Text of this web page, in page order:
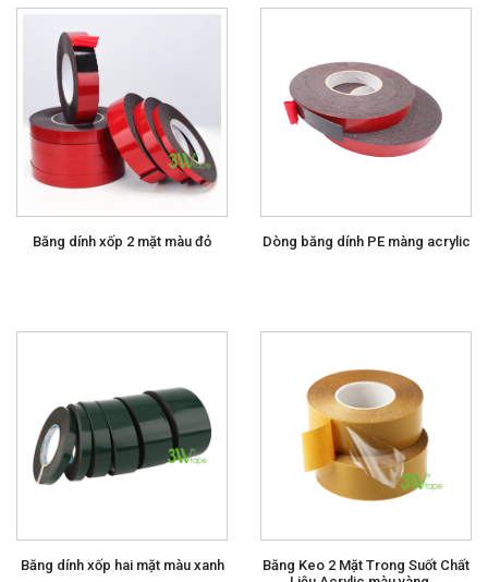
Băng dính xốp 2 mặt màu đỏ Dòng băng dính PE màng acrylic
Băng dính xốp hai mặt màu xanh
Băng Keo 2 Mặt Trong Suốt Chất